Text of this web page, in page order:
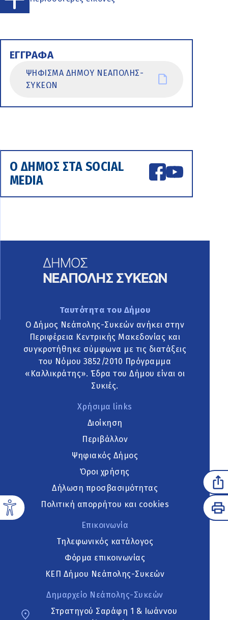
ΕΓΓΡΑΦΑ
ΨΗΦΙΣΜΑ ΔΗΜΟΥ ΝΕΑΠΟΛΗΣ-
ΣΥΚΕΩΝ
Ο ΔΗΜΟΣ ΣΤΑ SOCIAL
MEDIA
Ταυτότητα του Δήμου
Ο Δήμος Νεάπολης-Συκεών ανήκει στην
Περιφέρεια Κεντρικής Μακεδονίας και
συγκροτήθηκε σύμφωνα με τις διατάξεις
του Νόμου 3852/2010 Πρόγραμμα
«Καλλικράτης». Έδρα του Δήμου είναι οι
Συκιές.
Χρήσιμα links
Διοίκηση
Περιβάλλον
Ψηφιακός Δήμος
Όροι χρήσης
Δήλωση προσβασιμότητας
Πολιτική απορρήτου και cookies
Επικοινωνία
Τηλεφωνικός κατάλογος
Φόρμα επικοινωνίας
ΚΕΠ Δήμου Νεάπολης-Συκεών
Δημαρχείο Νεάπολης-Συκεών
Στρατηγού Σαράφη 1 & Ιωάννου